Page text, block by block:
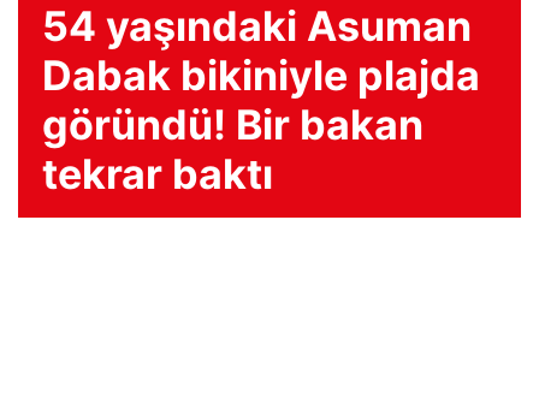
54 yaşındaki Asuman
Dabak bikiniyle plajda
göründü! Bir bakan
tekrar baktı